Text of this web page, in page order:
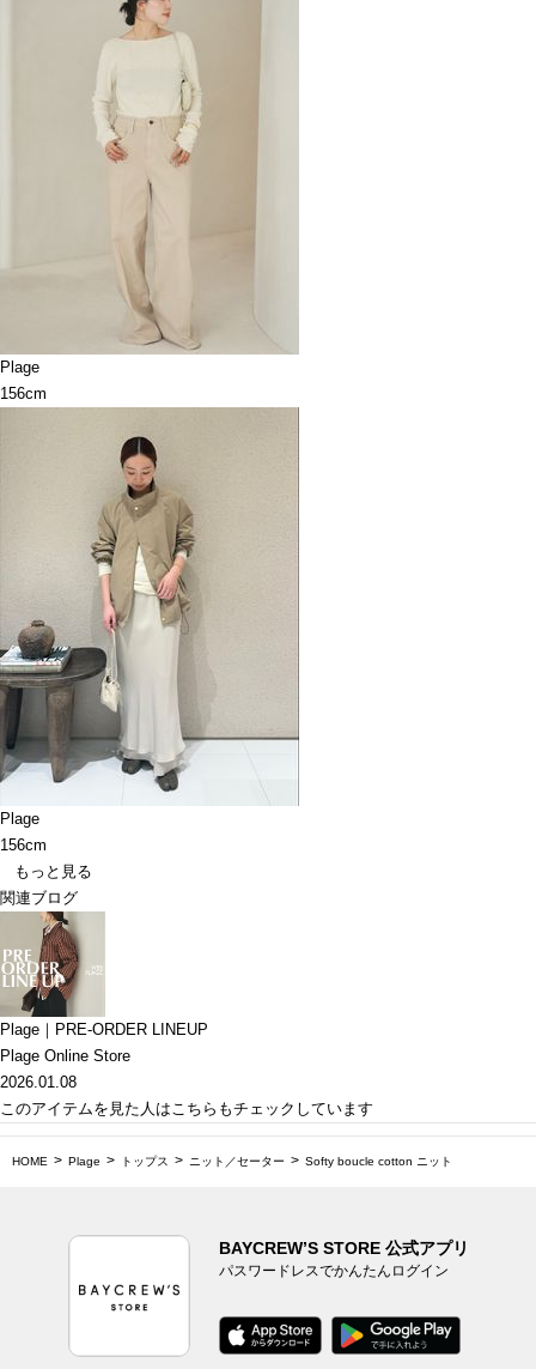
Plage
156cm
Plage
156cm
もっと見る
関連ブログ
Plage｜PRE-ORDER LINEUP
Plage Online Store
2026.01.08
このアイテムを見た人はこちらもチェックしています
HOME Plage トップス ニット／セーター Softy boucle cotton ニット
BAYCREW’S STORE 公式アプリ
パスワードレスでかんたんログイン